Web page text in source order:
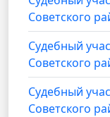
Советского
Судебный
Советского
Судебный
Советского